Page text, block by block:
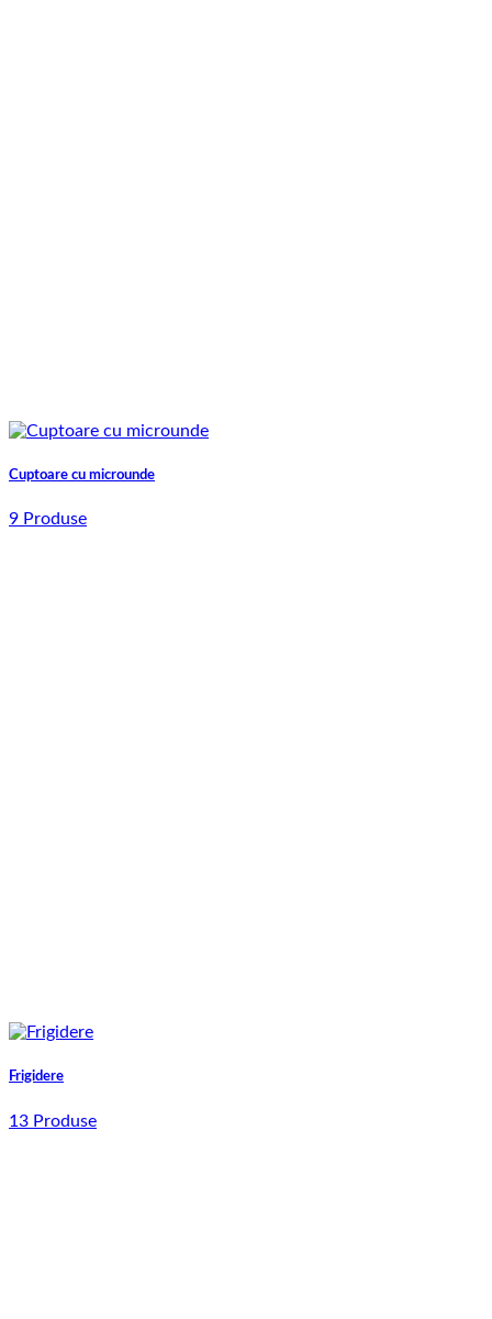
Cuptoare cu microunde
9 Produse
Frigidere
13 Produse